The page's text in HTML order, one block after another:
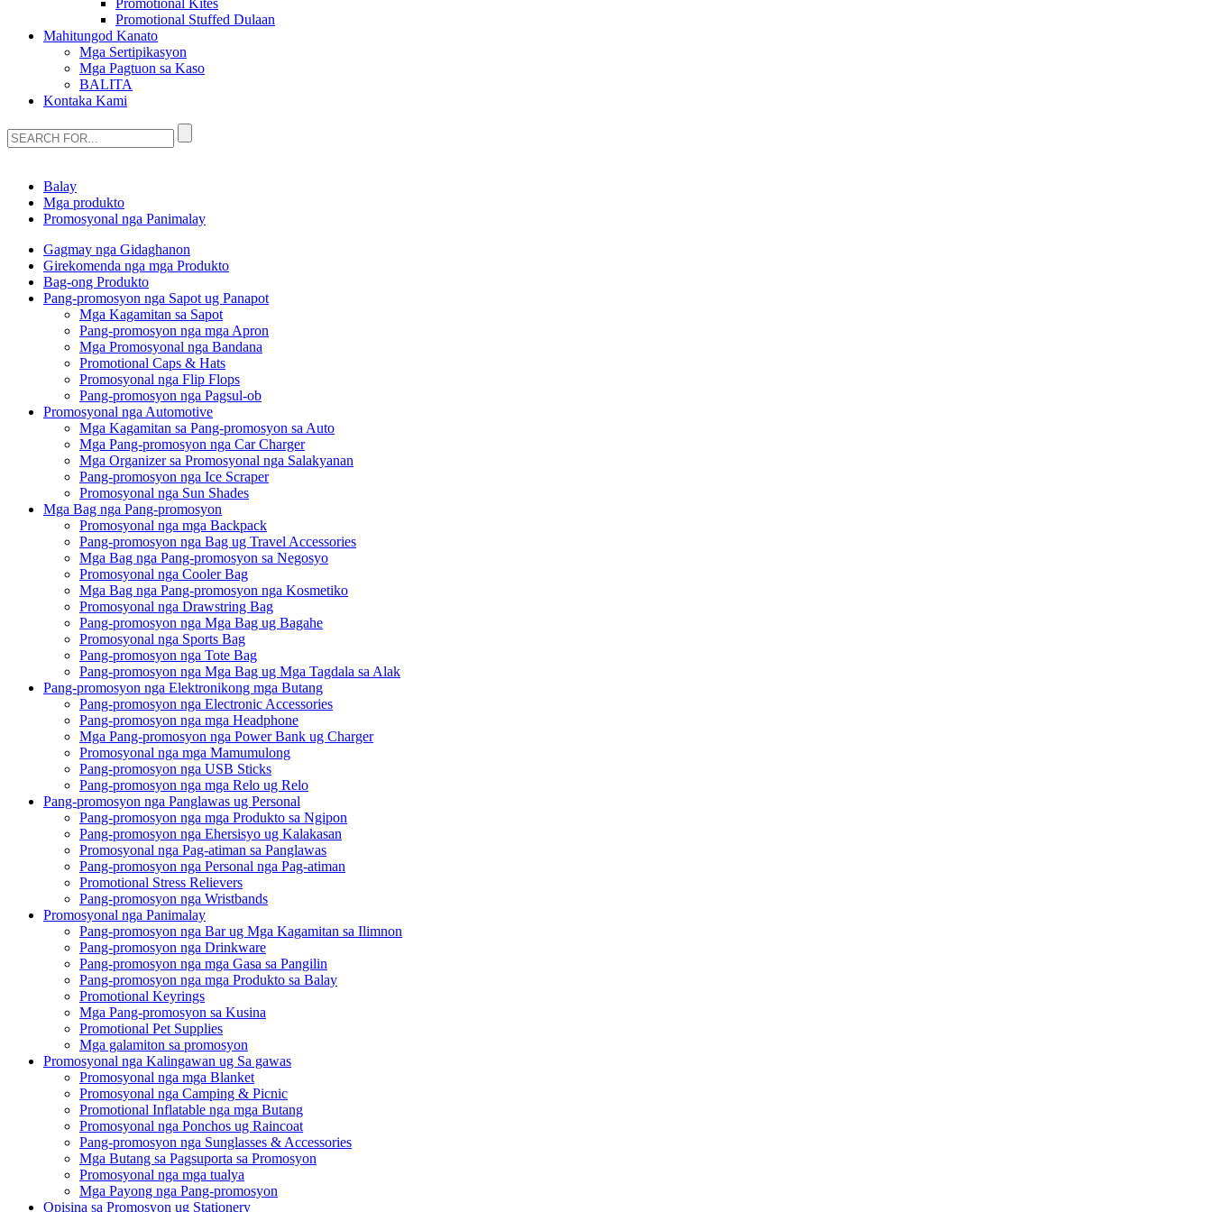
Promotional Kites
Promotional Stuffed Dulaan
Mahitungod Kanato
Mga Sertipikasyon
Mga Pagtuon sa Kaso
BALITA
Kontaka Kami
Balay
Mga produkto
Promosyonal nga Panimalay
Gagmay nga Gidaghanon
Girekomenda nga mga Produkto
Bag-ong Produkto
Pang-promosyon nga Sapot ug Panapot
Mga Kagamitan sa Sapot
Pang-promosyon nga mga Apron
Mga Promosyonal nga Bandana
Promotional Caps & Hats
Promosyonal nga Flip Flops
Pang-promosyon nga Pagsul-ob
Promosyonal nga Automotive
Mga Kagamitan sa Pang-promosyon sa Auto
Mga Pang-promosyon nga Car Charger
Mga Organizer sa Promosyonal nga Salakyanan
Pang-promosyon nga Ice Scraper
Promosyonal nga Sun Shades
Mga Bag nga Pang-promosyon
Promosyonal nga mga Backpack
Pang-promosyon nga Bag ug Travel Accessories
Mga Bag nga Pang-promosyon sa Negosyo
Promosyonal nga Cooler Bag
Mga Bag nga Pang-promosyon nga Kosmetiko
Promosyonal nga Drawstring Bag
Pang-promosyon nga Mga Bag ug Bagahe
Promosyonal nga Sports Bag
Pang-promosyon nga Tote Bag
Pang-promosyon nga Mga Bag ug Mga Tagdala sa Alak
Pang-promosyon nga Elektronikong mga Butang
Pang-promosyon nga Electronic Accessories
Pang-promosyon nga mga Headphone
Mga Pang-promosyon nga Power Bank ug Charger
Promosyonal nga mga Mamumulong
Pang-promosyon nga USB Sticks
Pang-promosyon nga mga Relo ug Relo
Pang-promosyon nga Panglawas ug Personal
Pang-promosyon nga mga Produkto sa Ngipon
Pang-promosyon nga Ehersisyo ug Kalakasan
Promosyonal nga Pag-atiman sa Panglawas
Pang-promosyon nga Personal nga Pag-atiman
Promotional Stress Relievers
Pang-promosyon nga Wristbands
Promosyonal nga Panimalay
Pang-promosyon nga Bar ug Mga Kagamitan sa Ilimnon
Pang-promosyon nga Drinkware
Pang-promosyon nga mga Gasa sa Pangilin
Pang-promosyon nga mga Produkto sa Balay
Promotional Keyrings
Mga Pang-promosyon sa Kusina
Promotional Pet Supplies
Mga galamiton sa promosyon
Promosyonal nga Kalingawan ug Sa gawas
Promosyonal nga mga Blanket
Promosyonal nga Camping & Picnic
Promotional Inflatable nga mga Butang
Promosyonal nga Ponchos ug Raincoat
Pang-promosyon nga Sunglasses & Accessories
Mga Butang sa Pagsuporta sa Promosyon
Promosyonal nga mga tualya
Mga Payong nga Pang-promosyon
Opisina sa Promosyon ug Stationery